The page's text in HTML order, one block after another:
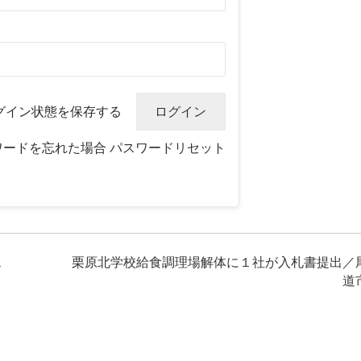
イン状態を保存する
ードを忘れた場合パスワードリセット
栗原北学校給食調理場解体に１社が入札書提出／
道